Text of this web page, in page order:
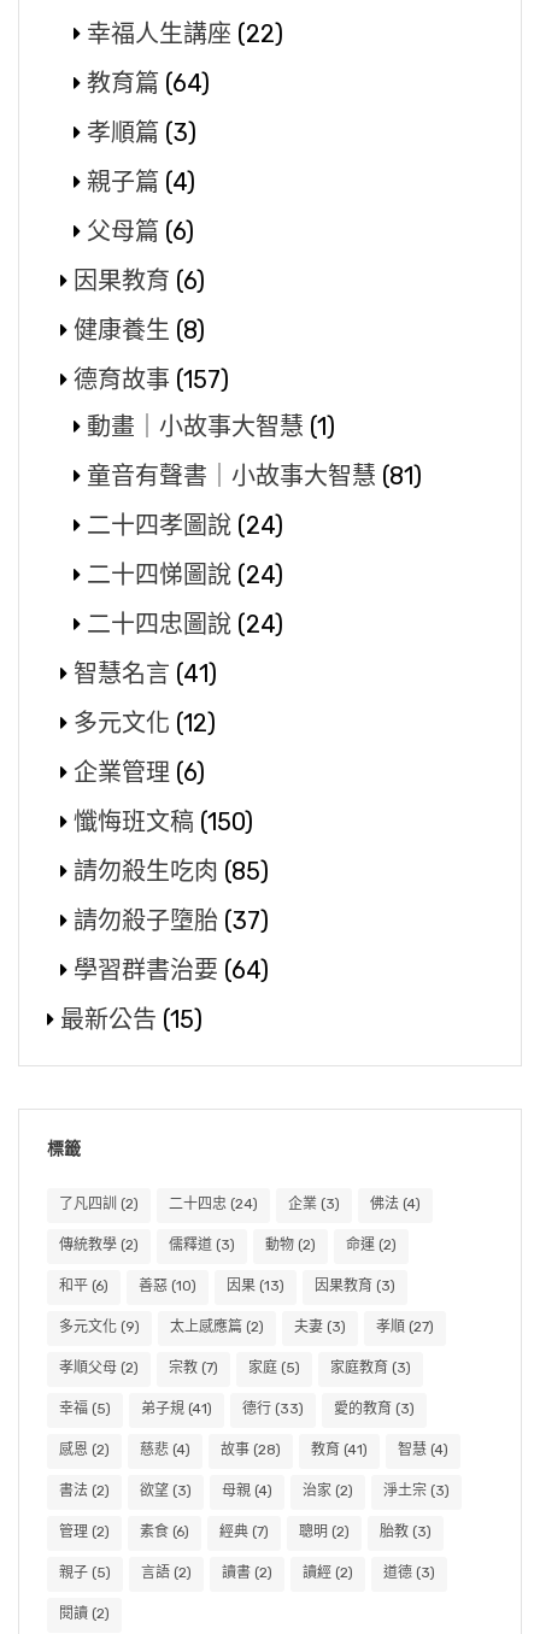
幸福人生講座 (22)
教育篇 (64)
孝順篇 (3)
親子篇 (4)
父母篇 (6)
因果教育 (6)
健康養生 (8)
德育故事 (157)
動畫｜小故事大智慧 (1)
童音有聲書｜小故事大智慧 (81)
二十四孝圖說 (24)
二十四悌圖說 (24)
二十四忠圖說 (24)
智慧名言 (41)
多元文化 (12)
企業管理 (6)
懺悔班文稿 (150)
請勿殺生吃肉 (85)
請勿殺子墮胎 (37)
學習群書治要 (64)
最新公告 (15)
標籤
了凡四訓 (2) 二十四忠 (24) 企業 (3) 佛法 (4)
傳統教學 (2) 儒釋道 (3) 動物 (2) 命運 (2)
和平 (6) 善惡 (10) 因果 (13) 因果教育 (3)
多元文化 (9) 太上感應篇 (2) 夫妻 (3) 孝順 (27)
孝順父母 (2) 宗教 (7) 家庭 (5) 家庭教育 (3)
幸福 (5) 弟子規 (41) 德行 (33) 愛的教育 (3)
感恩 (2) 慈悲 (4) 故事 (28) 教育 (41) 智慧 (4)
書法 (2) 欲望 (3) 母親 (4) 治家 (2) 淨土宗 (3)
管理 (2) 素食 (6) 經典 (7) 聰明 (2) 胎教 (3)
親子 (5) 言語 (2) 讀書 (2) 讀經 (2) 道德 (3)
閱讀 (2)